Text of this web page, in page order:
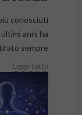
conosciuti
anni ha
sempre...
Leggi tutto